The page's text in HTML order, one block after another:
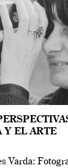
Y EL ARTE
Varda: